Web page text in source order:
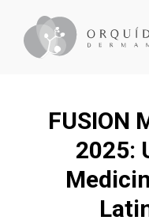
FUSION
2025: